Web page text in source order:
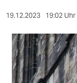
nord
wahrheit
19.12.2023 19:02 Uhr